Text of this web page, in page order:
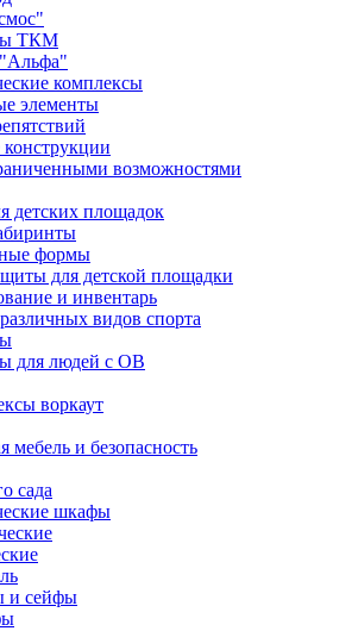
ТКМ
комплексы
элементы
возможностями
детских площадок
формы
для детской площадки
и инвентарь
видов спорта
для людей с ОВ
воркаут
мебель и безопасность
сада
шкафы
и сейфы